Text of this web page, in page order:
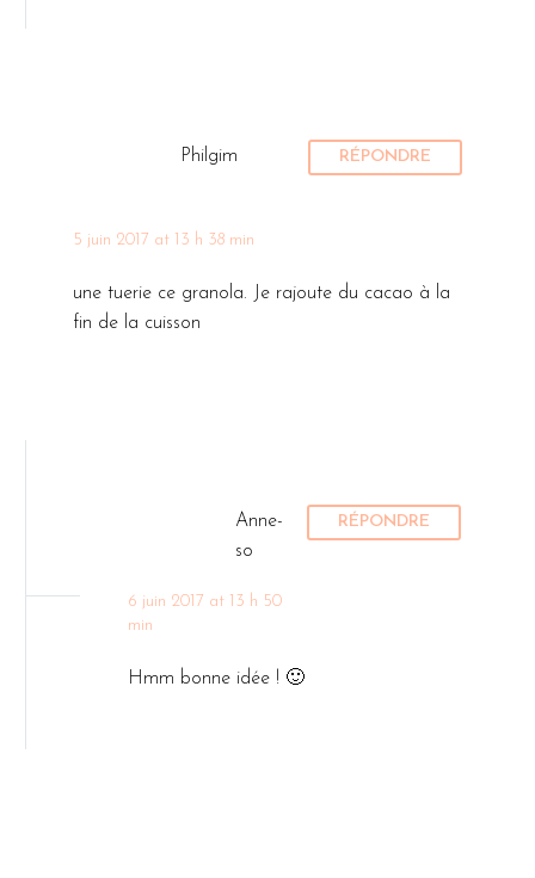
Philgim
5 juin 2017 at 13 h 38 min
RÉPONDRE
une tuerie ce granola. Je rajoute du cacao à la
fin de la cuisson
Anne-
so
6 juin 2017 at 13 h 50
min
RÉPONDRE
Hmm bonne idée ! 🙂